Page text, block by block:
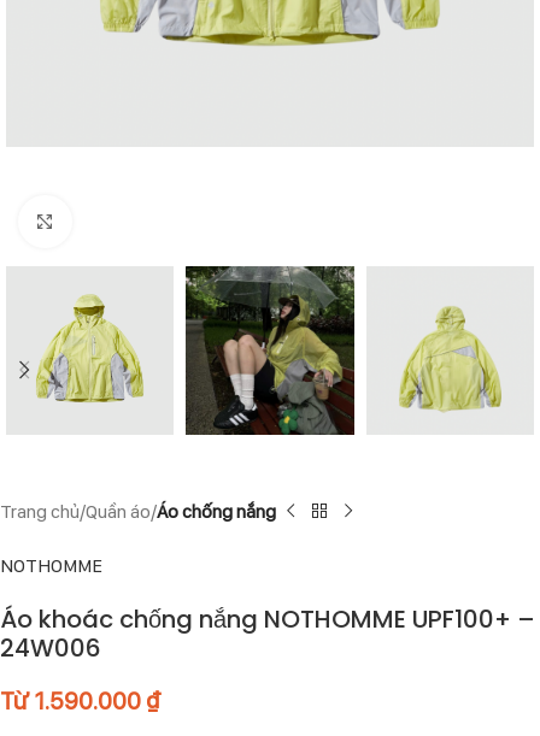
Trang chủ Quần áo Áo chống nắng
NOTHOMME
Áo khoác chống nắng NOTHOMME UPF100+ –
24W006
Từ1.590.000 ₫